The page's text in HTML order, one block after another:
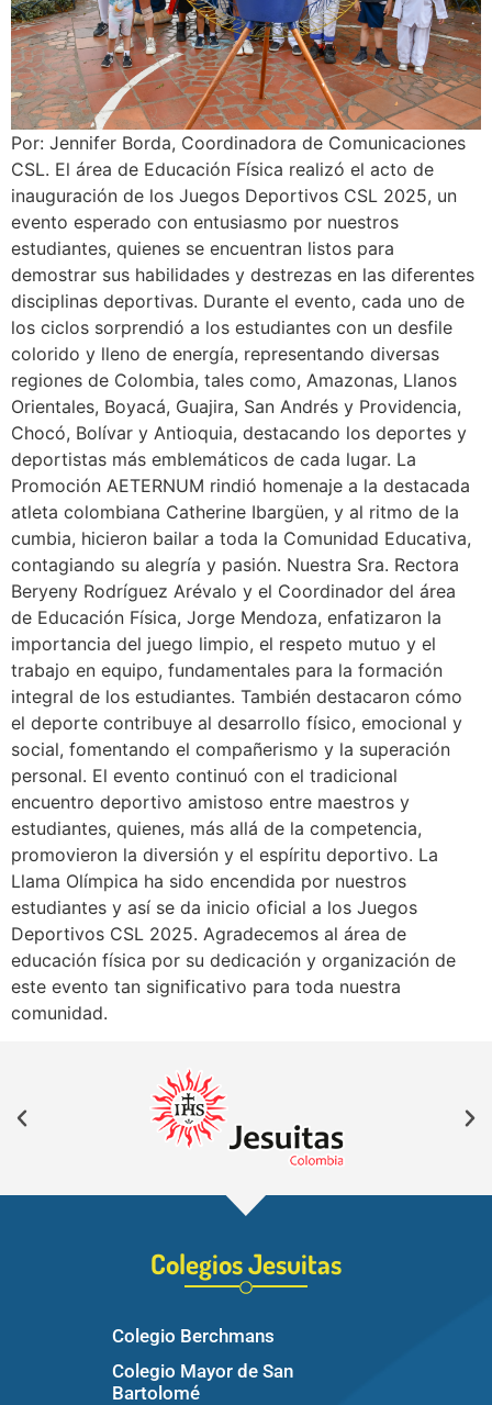
Por: Jennifer Borda, Coordinadora de Comunicaciones
CSL. El área de Educación Física realizó el acto de
inauguración de los Juegos Deportivos CSL 2025, un
evento esperado con entusiasmo por nuestros
estudiantes, quienes se encuentran listos para
demostrar sus habilidades y destrezas en las diferentes
disciplinas deportivas. Durante el evento, cada uno de
los ciclos sorprendió a los estudiantes con un desfile
colorido y lleno de energía, representando diversas
regiones de Colombia, tales como, Amazonas, Llanos
Orientales, Boyacá, Guajira, San Andrés y Providencia,
Chocó, Bolívar y Antioquia, destacando los deportes y
deportistas más emblemáticos de cada lugar. La
Promoción AETERNUM rindió homenaje a la destacada
atleta colombiana Catherine Ibargüen, y al ritmo de la
cumbia, hicieron bailar a toda la Comunidad Educativa,
contagiando su alegría y pasión. Nuestra Sra. Rectora
Beryeny Rodríguez Arévalo y el Coordinador del área
de Educación Física, Jorge Mendoza, enfatizaron la
importancia del juego limpio, el respeto mutuo y el
trabajo en equipo, fundamentales para la formación
integral de los estudiantes. También destacaron cómo
el deporte contribuye al desarrollo físico, emocional y
social, fomentando el compañerismo y la superación
personal. El evento continuó con el tradicional
encuentro deportivo amistoso entre maestros y
estudiantes, quienes, más allá de la competencia,
promovieron la diversión y el espíritu deportivo. La
Llama Olímpica ha sido encendida por nuestros
estudiantes y así se da inicio oficial a los Juegos
Deportivos CSL 2025. Agradecemos al área de
educación física por su dedicación y organización de
este evento tan significativo para toda nuestra
comunidad.
Colegios Jesuitas
Colegio Berchmans
Colegio Mayor de San
Bartolomé